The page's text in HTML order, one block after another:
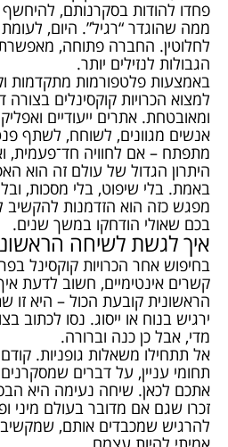
פחדו להודות בסקרנותם, להיחשף
ממה שהוגדר “רגיל”. היום,
לחלוטין. החברה פתוחה,
הגבולות לנזילים יותר.
באמצעות פלטפורמות מתקדמות
למצוא הכרויות קוקסינלים
ומאובטחת. אתרים ייעודיים
אנשים מגוונים, לשוחח, לשתף
מתפתח – אם לחוויה
היתרון הגדול של עולם זה הוא
באמת. בלי שיפוט, בלי מסכות,
מפגש כזה הוא הזדמנות להקשיב
בכם שאולי הודחקו במשך שנים.
איך לגשת לשיחה
בחיפוש אחר הכרויות קוקסינל
קשרים אינטימיים, חשוב לדעת
הראשונית קובעת הכול – היא
ירגיש בנוח או ייסוג. נסו לכתוב
מדי, אבל כן כנה וברורה.
אל תתחילו משאלות גופניות.
תחומי עניין, על דברים
אתכם לכאן. שיחה נעימה היא
זכרו שגם אם מדובר בעולם מיני
להרגיש שמכבדים אותם,